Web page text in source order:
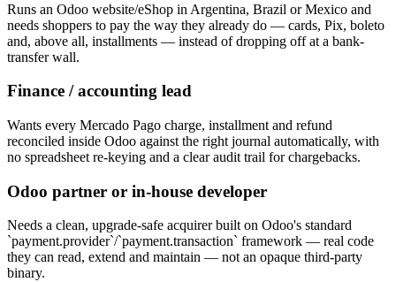
Runs an Odoo website/eShop in Argentina, Brazil or Mexico and
needs shoppers to pay the way they already do — cards, Pix, boleto
and, above all, installments — instead of dropping off at a bank-
transfer wall.
Finance / accounting lead
Wants every Mercado Pago charge, installment and refund
reconciled inside Odoo against the right journal automatically, with
no spreadsheet re-keying and a clear audit trail for chargebacks.
Odoo partner or in-house developer
Needs a clean, upgrade-safe acquirer built on Odoo's standard
`payment.provider`/`payment.transaction` framework — real code
they can read, extend and maintain — not an opaque third-party
binary.